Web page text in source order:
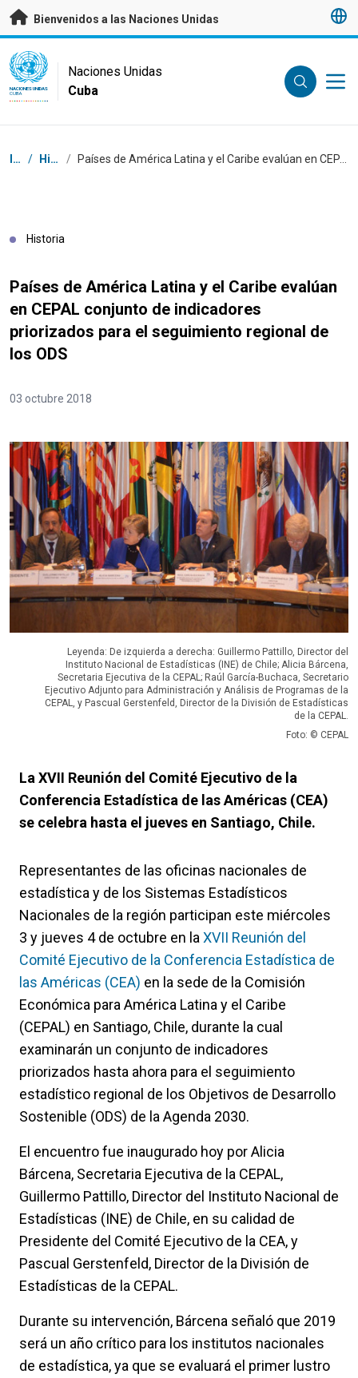
Saltar a contenido principal
Bienvenidos a las Naciones Unidas
UN Logo
NACIONES UNIDAS
CUBA
Naciones Unidas
Cuba
Coordenadas dentro de la ruta de navegación
Inicio / Historias / Países de América Latina y el Caribe evalúan en CEPAL conjunto de indicadores priorizados para el seguimiento regional de los ODS
Historia
Países de América Latina y el Caribe evalúan
en CEPAL conjunto de indicadores
priorizados para el seguimiento regional de
los ODS
03 octubre 2018
Leyenda: De izquierda a derecha: Guillermo Pattillo, Director del
Instituto Nacional de Estadísticas (INE) de Chile; Alicia Bárcena,
Secretaria Ejecutiva de la CEPAL; Raúl García-Buchaca, Secretario
Ejecutivo Adjunto para Administración y Análisis de Programas de la
CEPAL, y Pascual Gerstenfeld, Director de la División de Estadísticas
de la CEPAL.
Foto: © CEPAL
La XVII Reunión del Comité Ejecutivo de la
Conferencia Estadística de las Américas (CEA)
se celebra hasta el jueves en Santiago, Chile.
Representantes de las oficinas nacionales de
estadística y de los Sistemas Estadísticos
Nacionales de la región participan este miércoles
3 y jueves 4 de octubre en la XVII Reunión del
Comité Ejecutivo de la Conferencia Estadística de
las Américas (CEA) en la sede de la Comisión
Económica para América Latina y el Caribe
(CEPAL) en Santiago, Chile, durante la cual
examinarán un conjunto de indicadores
priorizados hasta ahora para el seguimiento
estadístico regional de los Objetivos de Desarrollo
Sostenible (ODS) de la Agenda 2030.
El encuentro fue inaugurado hoy por Alicia
Bárcena, Secretaria Ejecutiva de la CEPAL,
Guillermo Pattillo, Director del Instituto Nacional de
Estadísticas (INE) de Chile, en su calidad de
Presidente del Comité Ejecutivo de la CEA, y
Pascual Gerstenfeld, Director de la División de
Estadísticas de la CEPAL.
Durante su intervención, Bárcena señaló que 2019
será un año crítico para los institutos nacionales
de estadística, ya que se evaluará el primer lustro